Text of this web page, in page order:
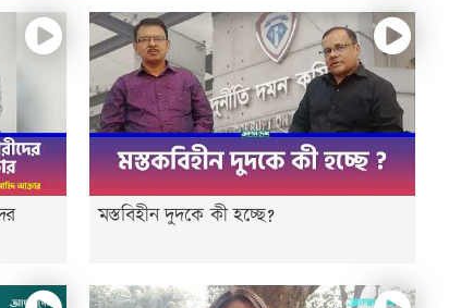
মস্তবিহীন দুদকে কী হচ্ছে?